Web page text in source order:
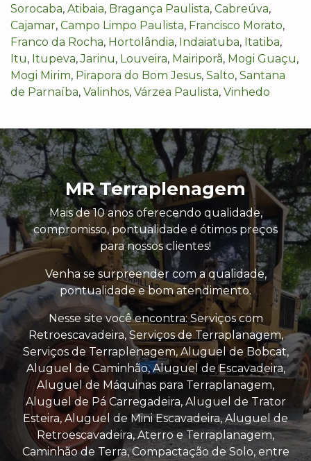
Sorocaba, Atibaia, Bragança Paulista, Cabreúva,
Cajamar, Campo Limpo Paulista, Francisco Morato,
Franco da Rocha, Hortolândia, Indaiatuba, Itatiba,
Itu, Itupeva,Jarinu, Louveira, Mairiporã, Mogi Guaçu,
Mogi Mirim, Pirapora do Bom Jesus, Salto, Santana
de Parnaíba, Valinhos, Várzea Paulista, Vinhedo
MR Terraplenagem
Mais de 10 anos oferecendo qualidade,
compromisso, pontualidade e ótimos preços
para nossos clientes!
Venha se surpreender com a qualidade,
pontualidade e bom atendimento.
Nesse site você encontra: Serviços com
Retroescavadeira, Serviços de Terraplanagem,
Serviços de Terraplenagem, Aluguel de Bobcat,
Aluguel de Caminhão, Aluguel de Escavadeira,
Aluguel de Máquinas para Terraplanagem,
Aluguel de Pá Carregadeira, Aluguel de Trator
Esteira, Aluguel de Mini Escavadeira, Aluguel de
Retroescavadeira, Aterro e Terraplanagem,
Caminhão de Terra, Compactação de Solo, entre